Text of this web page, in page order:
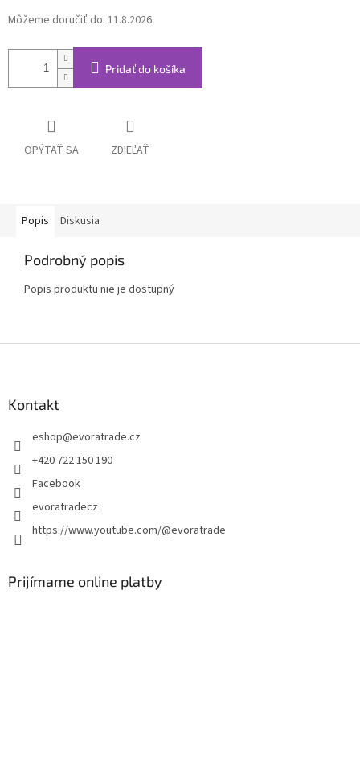
Môžeme doručiť do: 11.8.2026
Pridať do košíka
OPÝTAŤ SA ZDIEĽAŤ
Popis Diskusia
Podrobný popis
Popis produktu nie je dostupný
Kontakt
eshop@evoratrade.cz
+420 722 150 190
Facebook
evoratradecz
https://www.youtube.com/@evoratrade
Prijímame online platby